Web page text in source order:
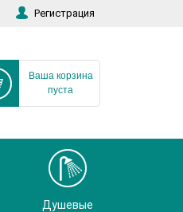
Регистрация
Ваша корзина
пуста
Душевые